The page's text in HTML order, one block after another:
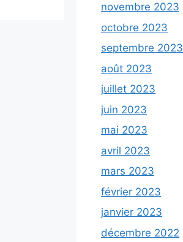
novembre 2023
octobre 2023
septembre 2023
août 2023
juillet 2023
juin 2023
mai 2023
avril 2023
mars 2023
février 2023
janvier 2023
décembre 2022